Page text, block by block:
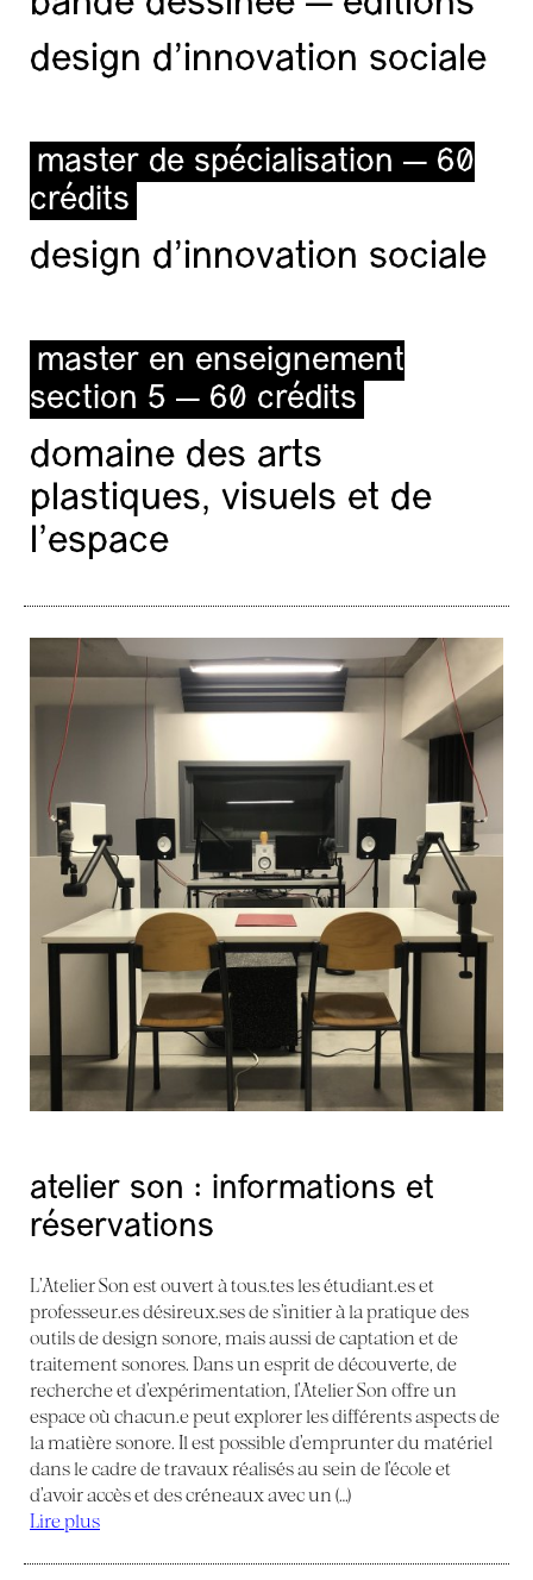
design d'innovation sociale
master de spécialisation — 60
crédits
design d'innovation sociale
master en enseignement
section 5 — 60 crédits
domaine des arts
plastiques, visuels et de
l’espace
atelier son : informations et
réservations
L’Atelier Son est ouvert à tous.tes les étudiant.es et
professeur.es désireux.ses de s’initier à la pratique des
outils de design sonore, mais aussi de captation et de
traitement sonores. Dans un esprit de découverte, de
recherche et d’expérimentation, l’Atelier Son offre un
espace où chacun.e peut explorer les différents aspects de
la matière sonore. Il est possible d’emprunter du matériel
dans le cadre de travaux réalisés au sein de l’école et
d’avoir accès et des créneaux avec un (…)
Lire plus